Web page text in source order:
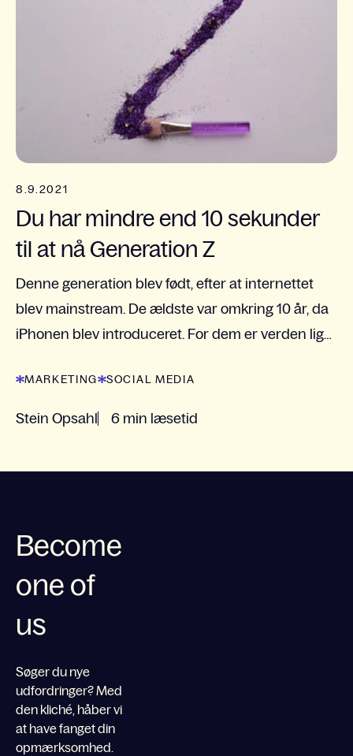
8.9.2021
Du har mindre end 10 sekunder
til at nå Generation Z
Denne generation blev født, efter at internettet
blev mainstream. De ældste var omkring 10 år, da
iPhonen blev introduceret. For dem er verden lige
du...
MARKETING SOCIAL MEDIA
Stein Opsahl 6 min læsetid
Become
one of
us
Søger du nye
udfordringer? Med
den kliché, håber vi
at have fanget din
opmærksomhed.